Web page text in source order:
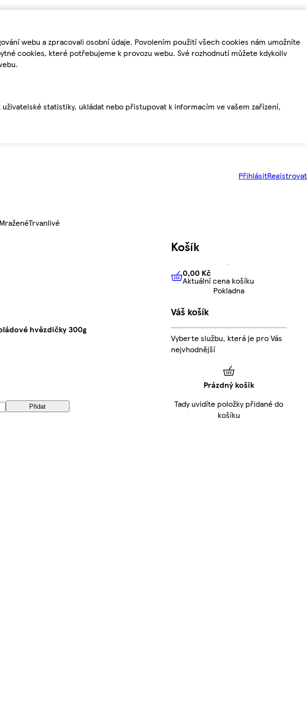
webu a zpracovali osobní údaje. Povolením použití všech cookies nám umožníte
cookies, které potřebujeme k provozu webu. Své rozhodnutí můžete kdykoliv
statistiky, ukládat nebo přistupovat k informacím ve vašem zařízení,
PřihlásitRegistrovat
Trvanlivé
hvězdičky 300g
Přidat
Košík
0,00 KčAktuální cena košíku
0,00 Kč
Aktuální cena košíku
Pokladna
Váš košík
Vyberte službu, která je pro Vás
nejvhodnější
Prázdný košík
Tady uvidíte položky přidané do
košíku